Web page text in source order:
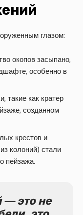
глазом:
окопов засыпано,
особенно в
такие как кратер
созданном
крестов и
колоний) стали
пейзажа.
— это не